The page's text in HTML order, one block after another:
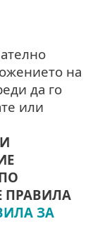
на
да го
или
ПРАВИЛА
ЗА